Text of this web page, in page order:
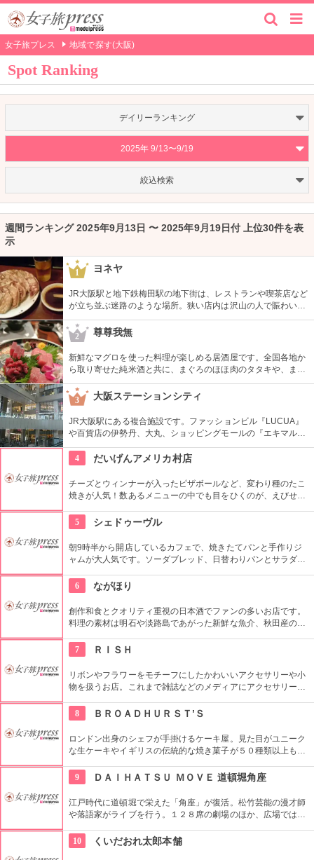
女子旅プレス 地域で探す(大阪)
Spot Ranking
デイリーランキング
2025年 9/13〜9/19
絞込検索
週間ランキング 2025年9月13日 〜 2025年9月19日付 上位30件を表
示
1 ヨネヤ
JR大阪駅と地下鉄梅田駅の地下街は、レストランや喫茶店など
が立ち並ぶ迷路のような場所。狭い店内は沢山の人で賑わい、
行列が出来る事もあるというこちらの串かつ店は創業６０年の
老舗。定番の物から、季節限定の物まで様々な種類のこだわり
串かつは秘伝のタレにつけて頂きましょう♪朝から営業してい
るのも嬉しい。
2 尊尊我無
新鮮なマグロを使った料理が楽しめる居酒屋です。全国各地か
ら取り寄せた純米酒と共に、まぐろのほほ肉のタタキや、まぐ
ろカレーなど、珍しいメニューを味わいたい。まぐろカマ岩塩
焼きは要予約の料理なので、ご注意を！
3 大阪ステーションシティ
JR大阪駅にある複合施設です。ファッションビル『LUCUA』
や百貨店の伊勢丹、大丸、ショッピングモールの『エキマルシ
ェ大阪』もオープンし、巨大な大阪の玄関口となりました。グ
ランフロント大阪とも直結し、さらに便利に。
4 だいげんアメリカ村店
チーズとウィンナーが入ったピザボールなど、変わり種のたこ
焼きが人気！数あるメニューの中でも目をひくのが、えびせん
したデラせん。食べ歩きにも最適！
5 シェドゥーヴル
朝9時半から開店しているカフェで、焼きたてパンと手作りジ
ャムが大人気です。ソーダブレッド、日替わりパンとサラダ、
気で朝ごはんが楽しめます。優雅なひとときをどうぞ。
6 ながほり
創作和食とクオリティ重視の日本酒でファンの多いお店です。
料理の素材は明石や淡路島であがった新鮮な魚介、秋田産の比
くね焼きといった料理に合わせて、約10種類の日本酒が用意さ
れています。絶品料理のおかげで、お酒もどんどん進みます。
7 ＲＩＳＨ
リボンやフラワーをモチーフにしたかわいいアクセサリーや小
物を扱うお店。これまで雑誌などのメディアにアクセサリーを
るなどの幅広い活躍をしてきたデザイナーさんが、２００６年
にこのお店を始めた。お気に入りを見付けに、ぜひ。
8 ＢＲＯＡＤＨＵＲＳＴ’Ｓ
ロンドン出身のシェフが手掛けるケーキ屋。見た目がユニーク
な生ケーキやイギリスの伝統的な焼き菓子が５０種類以上も揃
のオリジナルな味を提供してくれる。カフェでは、紅茶とスコ
ーンで、イギリス式なティータイムを楽しめる。
9 ＤＡＩＨＡＴＳＵ ＭＯＶＥ 道頓堀角座
江戸時代に道頓堀で栄えた「角座」が復活。松竹芸能の漫才師
や落語家がライブを行う。１２８席の劇場のほか、広場では若
所」が設置されたり、人気の飲食店が出店している。
10 くいだおれ太郎本舗